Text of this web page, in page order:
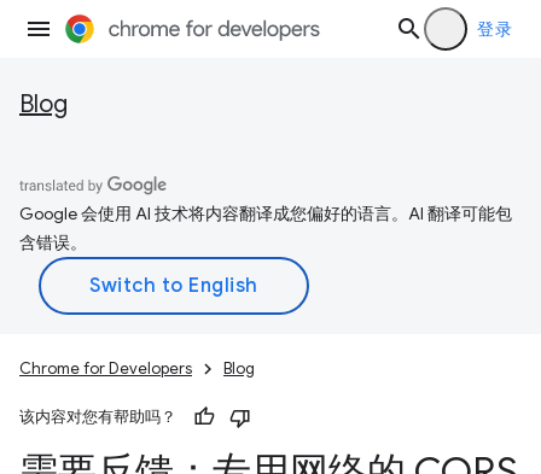
登录
Blog
Google 会使用 AI 技术将内容翻译成您偏好的语言。AI 翻译可能包
含错误。
Chrome for Developers Blog
该内容对您有帮助吗？